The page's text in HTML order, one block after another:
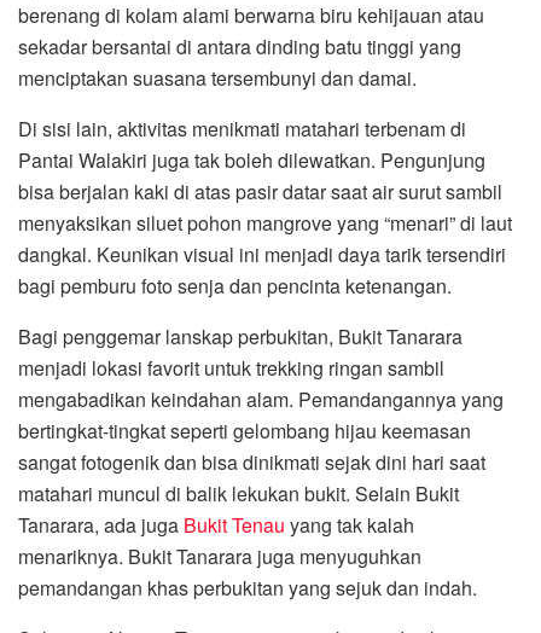
berenang di kolam alami berwarna biru kehijauan atau
sekadar bersantai di antara dinding batu tinggi yang
menciptakan suasana tersembunyi dan damai.
Di sisi lain, aktivitas menikmati matahari terbenam di
Pantai Walakiri juga tak boleh dilewatkan. Pengunjung
bisa berjalan kaki di atas pasir datar saat air surut sambil
menyaksikan siluet pohon mangrove yang “menari” di laut
dangkal. Keunikan visual ini menjadi daya tarik tersendiri
bagi pemburu foto senja dan pencinta ketenangan.
Bagi penggemar lanskap perbukitan, Bukit Tanarara
menjadi lokasi favorit untuk trekking ringan sambil
mengabadikan keindahan alam. Pemandangannya yang
bertingkat-tingkat seperti gelombang hijau keemasan
sangat fotogenik dan bisa dinikmati sejak dini hari saat
matahari muncul di balik lekukan bukit. Selain Bukit
Tanarara, ada juga Bukit Tenau yang tak kalah
menariknya. Bukit Tanarara juga menyuguhkan
pemandangan khas perbukitan yang sejuk dan indah.